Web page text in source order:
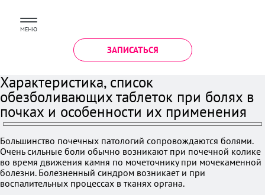
МЕНЮ
ЗАПИСАТЬСЯ
Характеристика, список
обезболивающих таблеток при болях в
почках и особенности их применения
Большинство почечных патологий сопровождаются болями.
Очень сильные боли обычно возникают при почечной колике
во время движения камня по мочеточнику при мочекаменной
болезни. Болезненный синдром возникает и при
воспалительных процессах в тканях органа.